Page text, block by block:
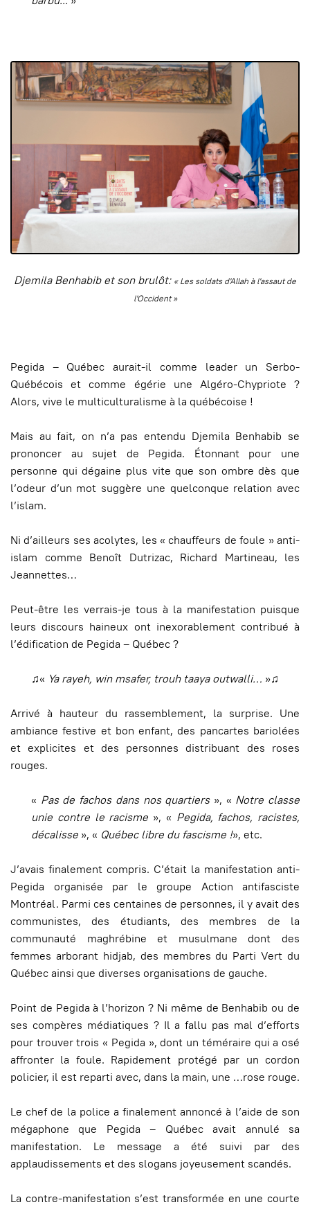
Djemila Benhabib et son brulôt: « Les soldats d'Allah à l'assaut de
l'Occident »
Pegida – Québec aurait-il comme leader un Serbo-
Québécois et comme égérie une Algéro-Chypriote ?
Alors, vive le multiculturalisme à la québécoise !
Mais au fait, on n’a pas entendu Djemila Benhabib se
prononcer au sujet de Pegida. Étonnant pour une
personne qui dégaine plus vite que son ombre dès que
l’odeur d’un mot suggère une quelconque relation avec
l’islam.
Ni d’ailleurs ses acolytes, les « chauffeurs de foule » anti-
islam comme Benoît Dutrizac, Richard Martineau, les
Jeannettes…
Peut-être les verrais-je tous à la manifestation puisque
leurs discours haineux ont inexorablement contribué à
l’édification de Pegida – Québec ?
♫« Ya rayeh, win msafer, trouh taaya outwalli… »♫
Arrivé à hauteur du rassemblement, la surprise. Une
ambiance festive et bon enfant, des pancartes bariolées
et explicites et des personnes distribuant des roses
rouges.
« Pas de fachos dans nos quartiers», « Notre classe
unie contre le racisme », « Pegida, fachos, racistes,
décalisse », « Québec libre du fascisme !», etc.
J’avais finalement compris. C’était la manifestation anti-
Pegida organisée par le groupe Action antifasciste
Montréal. Parmi ces centaines de personnes, il y avait des
communistes, des étudiants, des membres de la
communauté maghrébine et musulmane dont des
femmes arborant hidjab, des membres du Parti Vert du
Québec ainsi que diverses organisations de gauche.
Point de Pegida à l’horizon ? Ni même de Benhabib ou de
ses compères médiatiques ? Il a fallu pas mal d’efforts
pour trouver trois « Pegida », dont un téméraire qui a osé
affronter la foule. Rapidement protégé par un cordon
policier, il est reparti avec, dans la main, une …rose rouge.
Le chef de la police a finalement annoncé à l’aide de son
mégaphone que Pegida – Québec avait annulé sa
manifestation. Le message a été suivi par des
applaudissements et des slogans joyeusement scandés.
La contre-manifestation s’est transformée en une courte